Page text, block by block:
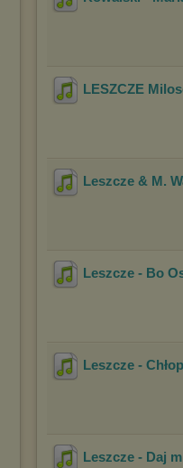
LESZCZE
Leszcze & M.
Leszcze - Bo
Leszcze -
Leszcze - Daj